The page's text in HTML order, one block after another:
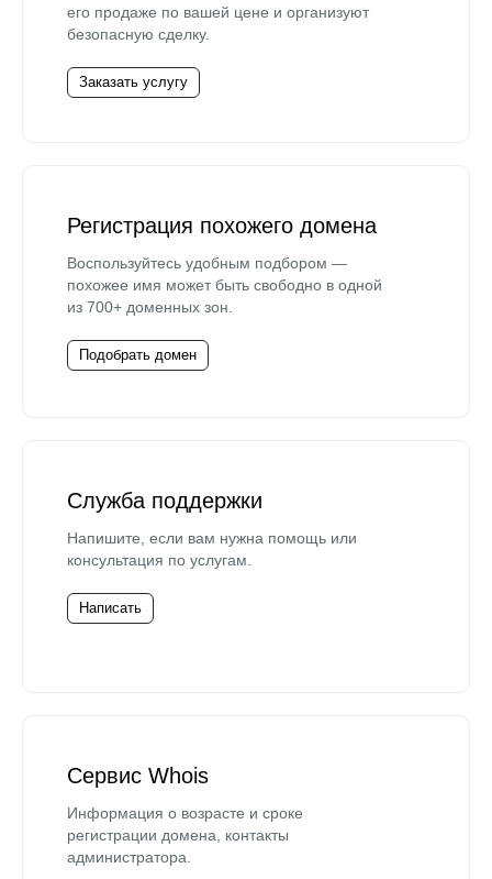
его продаже по вашей цене и организуют
безопасную сделку.
Заказать услугу
Регистрация похожего домена
Воспользуйтесь удобным подбором —
похожее имя может быть свободно в одной
из 700+ доменных зон.
Подобрать домен
Служба поддержки
Напишите, если вам нужна помощь или
консультация по услугам.
Написать
Сервис Whois
Информация о возрасте и сроке
регистрации домена, контакты
администратора.